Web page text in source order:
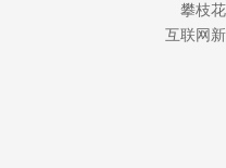
攀枝
互联网